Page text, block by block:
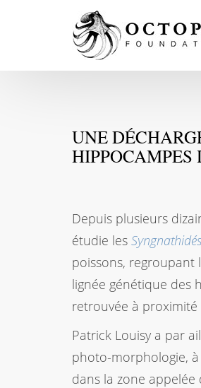
UNE
HIPPOCAMPES
Depuis plusieurs
étudie les Syngnathidés
poissons, regroupant
lignée génétique des
retrouvée à
Patrick Louisy a par
photo-morphologie,
dans la zone appelée